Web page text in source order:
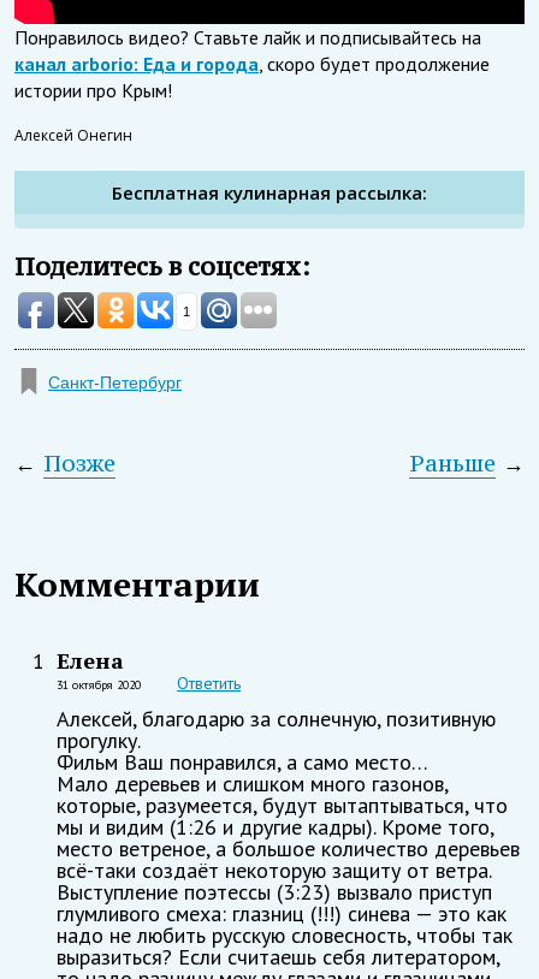
Понравилось видео? Ставьте лайк и подписывайтесь на
канал arborio: Еда и города, скоро будет продолжение
истории про Крым!
Алексей Онегин
Бесплатная кулинарная рассылка:
Поделитесь в соцсетях:
1
Санкт-Петербург
← Позже →
Раньше
Комментарии
1 Елена
31 октября 2020 Ответить
Алексей, благодарю за солнечную, позитивную
прогулку.
Фильм Ваш понравился, а само место…
Мало деревьев и слишком много газонов,
которые, разумеется, будут вытаптываться, что
мы и видим (1:26 и другие кадры). Кроме того,
место ветреное, а большое количество деревьев
всё-таки создаёт некоторую защиту от ветра.
Выступление поэтессы (3:23) вызвало приступ
глумливого смеха: глазниц (!!!) синева — это как
надо не любить русскую словесность, чтобы так
выразиться? Если считаешь себя литератором,